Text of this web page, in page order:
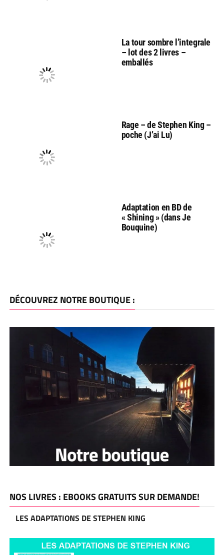
La tour sombre l’integrale
– lot des 2 livres –
emballés
Rage – de Stephen King –
poche (J’ai Lu)
Adaptation en BD de
« Shining » (dans Je
Bouquine)
DÉCOUVREZ NOTRE BOUTIQUE :
NOS LIVRES : EBOOKS GRATUITS SUR DEMANDE!
LES ADAPTATIONS DE STEPHEN KING